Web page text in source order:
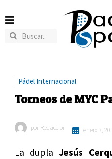
Pádel Internacional
Torneos de MYC
por Redaccion enero 3,
La duplaJesús